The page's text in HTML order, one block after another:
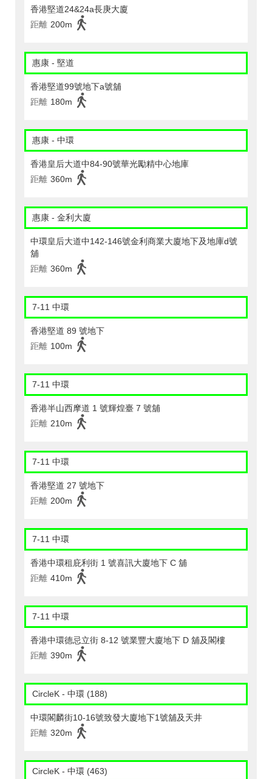
香港堅道24&24a長庚大廈
距離 200m
惠康 - 堅道
香港堅道99號地下a號舖
距離 180m
惠康 - 中環
香港皇后大道中84-90號華光勵精中心地庫
距離 360m
惠康 - 金利大廈
中環皇后大道中142-146號金利商業大廈地下及地庫d號
舖
距離 360m
7-11 中環
香港堅道 89 號地下
距離 100m
7-11 中環
香港半山西摩道 1 號輝煌臺 7 號舖
距離 210m
7-11 中環
香港堅道 27 號地下
距離 200m
7-11 中環
香港中環租庇利街 1 號喜訊大廈地下 C 舖
距離 410m
7-11 中環
香港中環德忌立街 8-12 號業豐大廈地下 D 舖及閣樓
距離 390m
CircleK - 中環 (188)
中環閣麟街10-16號致發大廈地下1號舖及天井
距離 320m
CircleK - 中環 (463)